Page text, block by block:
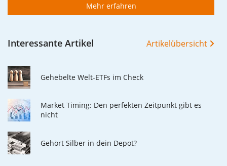
Mehr erfahren
Interessante Artikel Artikelübersicht
Gehebelte Welt-ETFs im Check
Market Timing: Den perfekten Zeitpunkt gibt es
nicht
Gehört Silber in dein Depot?